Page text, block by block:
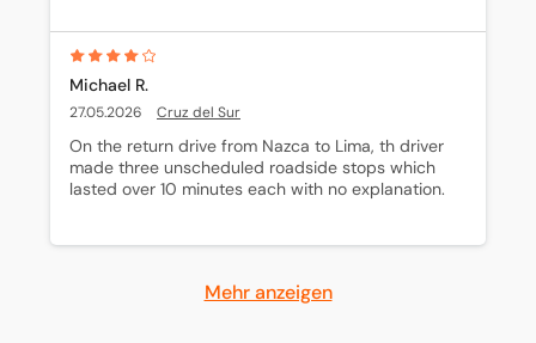
Michael R.
27.05.2026 Cruz del Sur
On the return drive from Nazca to Lima, th driver
made three unscheduled roadside stops which
lasted over 10 minutes each with no explanation.
Mehr anzeigen